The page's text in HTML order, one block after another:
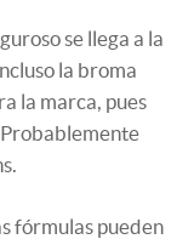
se llega a la
la broma
la marca, pues
fórmulas pueden